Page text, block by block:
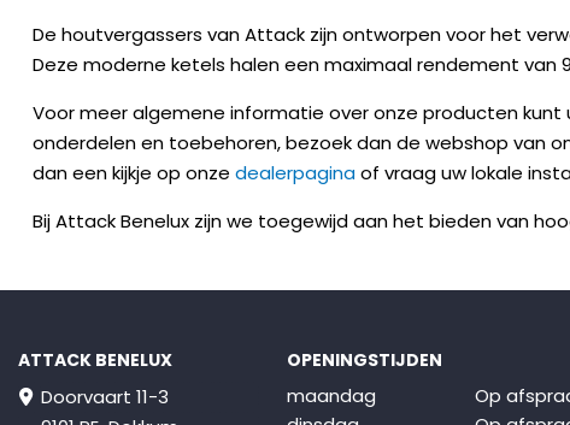
De houtvergassers van Attack zijn ontworpen voor het
Deze moderne ketels halen een maximaal rendement
Voor meer algemene informatie over onze producten
onderdelen en toebehoren, bezoek dan de webshop van
dan een kijkje op onze dealerpaginaof vraag uw lokale
Bij Attack Benelux zijn we toegewijd aan het bieden van
ATTACK BENELUX
Doorvaart 11-3
OPENINGSTIJDEN
maandag
Op